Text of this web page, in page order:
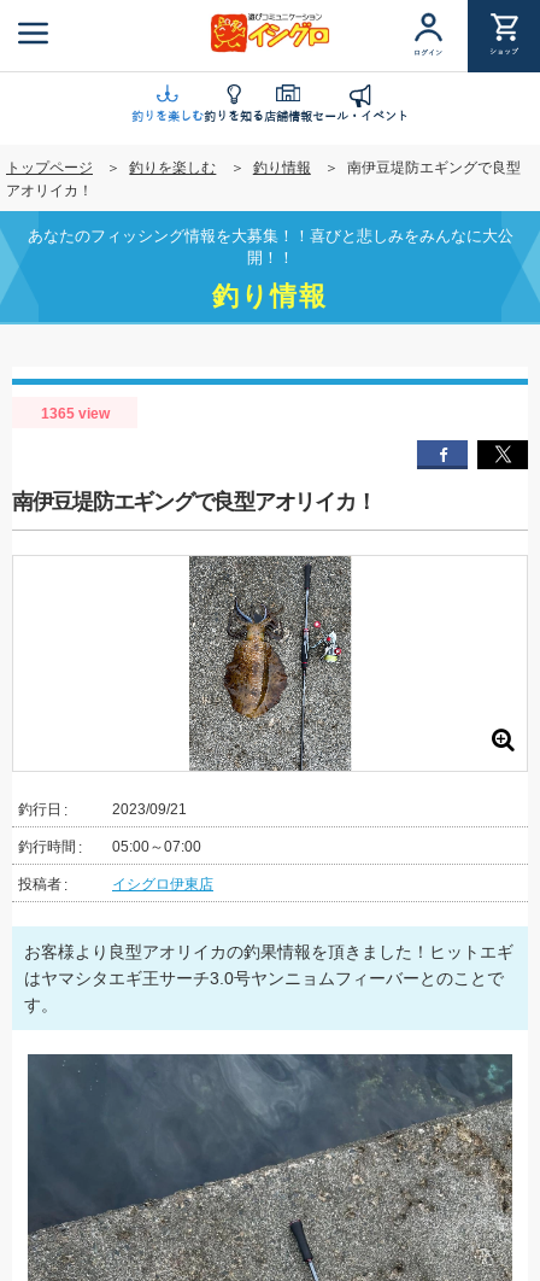
ン
ツ
移
動
ログイン ショップ
釣りを楽しむ釣りを知る店舗情報セール・イベント
トップページ 釣りを楽しむ 釣り情報
南伊豆堤防エギングで良型
アオリイカ！
あなたのフィッシング情報を大募集！！喜びと悲しみをみんなに大公
開！！
釣り情報
1365 view
南伊豆堤防エギングで良型アオリイカ！
釣行日 2023/09/21
釣行時間 05:00～07:00
投稿者 イシグロ伊東店
お客様より良型アオリイカの釣果情報を頂きました！ヒットエギ
はヤマシタエギ王サーチ3.0号ヤンニョムフィーバーとのことで
す。